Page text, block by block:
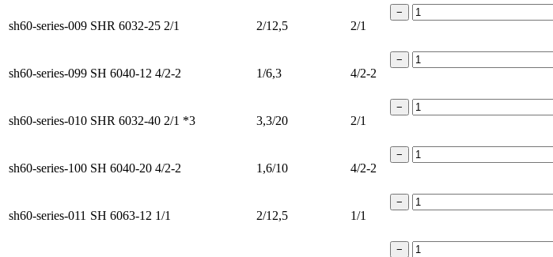
sh60-series-009 SHR 6032-25 2/1 2/12,5 2/1
−
sh60-series-099 SH 6040-12 4/2-2 1/6,3 4/2-2
−
sh60-series-010 SHR 6032-40 2/1 *3 3,3/20 2/1
−
sh60-series-100 SH 6040-20 4/2-2 1,6/10 4/2-2
−
sh60-series-011 SH 6063-12 1/1 2/12,5 1/1
−
−